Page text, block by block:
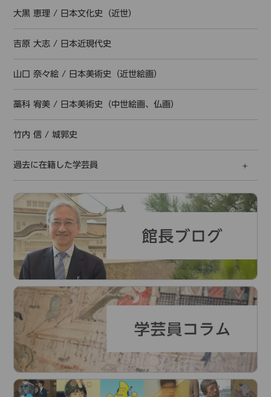
大黒 恵理 / 日本文化史（近世）
吉原 大志 / 日本近現代史
山口 奈々絵 / 日本美術史（近世絵画）
藁科 宥美 / 日本美術史（中世絵画、仏画）
竹内 信 /城郭史
過去に在籍した学芸員